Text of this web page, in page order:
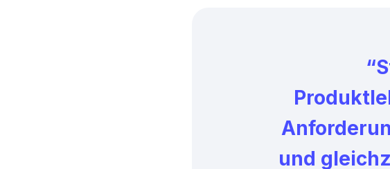
und